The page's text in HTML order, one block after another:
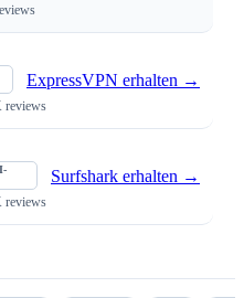
reviews
ExpressVPN erhalten →
reviews
Surfshark erhalten →